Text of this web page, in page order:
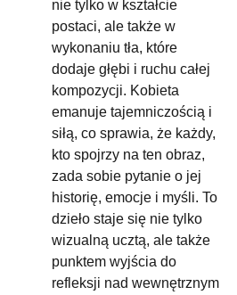
nie tylko w kształcie
postaci, ale także w
wykonaniu tła, które
dodaje głębi i ruchu całej
kompozycji. Kobieta
emanuje tajemniczością i
siłą, co sprawia, że każdy,
kto spojrzy na ten obraz,
zada sobie pytanie o jej
historię, emocje i myśli. To
dzieło staje się nie tylko
wizualną ucztą, ale także
punktem wyjścia do
refleksji nad wewnętrznym